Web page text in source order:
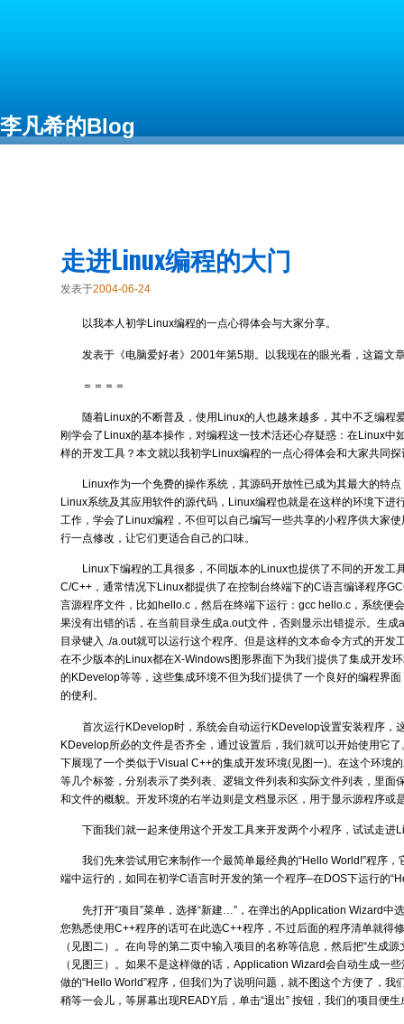
李凡希的Blog
走进Linux编程的大门
发表于2004-06-24
以我本人初学Linux编程的一点心得体会与大家分享。
发表于《电脑爱好者》2001年第5期。以我现在的眼光看，这篇文
＝＝＝＝
随着Linux的不断普及，使用Linux的人也越来越多，其中不乏编程
刚学会了Linux的基本操作，对编程这一技术活还心存疑惑：在Linux中
样的开发工具？本文就以我初学Linux编程的一点心得体会和大家共同
Linux作为一个免费的操作系统，其源码开放性已成为其最大的特
Linux系统及其应用软件的源代码，Linux编程也就是在这样的环境下进
工作，学会了Linux编程，不但可以自己编写一些共享的小程序供大家
行一点修改，让它们更适合自己的口味。
Linux下编程的工具很多，不同版本的Linux也提供了不同的开发工
C/C++，通常情况下Linux都提供了在控制台终端下的C语言编译程序
言源程序文件，比如hello.c，然后在终端下运行：gcc hello.c，系统便
果没有出错的话，在当前目录生成a.out文件，否则显示出错提示。生成
目录键入 ./a.out就可以运行这个程序。但是这样的文本命令方式的开发
在不少版本的Linux都在X-Windows图形界面下为我们提供了集成开发
的KDevelop等等，这些集成环境不但为我们提供了一个良好的编程界
的使利。
首次运行KDevelop时，系统会自动运行KDevelop设置安装程序，
KDevelop所必的文件是否齐全，通过设置后，我们就可以开始使用它
下展现了一个类似于Visual C++的集成开发环境(见图一)。在这个环境
等几个标签，分别表示了类列表、逻辑文件列表和实际文件列表，里面
和文件的概貌。开发环境的右半边则是文档显示区，用于显示源程序或
下面我们就一起来使用这个开发工具来开发两个小程序，试试走进
我们先来尝试用它来制作一个最简单最经典的“Hello World!”程序
端中运行的，如同在初学C语言时开发的第一个程序–在DOS下运行的
先打开“项目”菜单，选择“新建…”，在弹出的Application Wizard中
您熟悉使用C++程序的话可在此选C++程序，不过后面的程序清单就得
（见图二）。在向导的第二页中输入项目的名称等信息，然后把“生成
（见图三）。如果不是这样做的话，Application Wizard会自动生成一
做的“Hello World”程序，但我们为了说明问题，就不图这个方便了，我
稍等一会儿，等屏幕出现READY后，单击“退出” 按钮，我们的项目便生